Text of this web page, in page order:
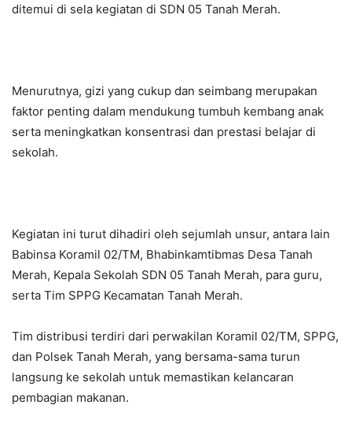
ditemui di sela kegiatan di SDN 05 Tanah Merah.
Menurutnya, gizi yang cukup dan seimbang merupakan
faktor penting dalam mendukung tumbuh kembang anak
serta meningkatkan konsentrasi dan prestasi belajar di
sekolah.
Kegiatan ini turut dihadiri oleh sejumlah unsur, antara lain
Babinsa Koramil 02/TM, Bhabinkamtibmas Desa Tanah
Merah, Kepala Sekolah SDN 05 Tanah Merah, para guru,
serta Tim SPPG Kecamatan Tanah Merah.
Tim distribusi terdiri dari perwakilan Koramil 02/TM, SPPG,
dan Polsek Tanah Merah, yang bersama-sama turun
langsung ke sekolah untuk memastikan kelancaran
pembagian makanan.